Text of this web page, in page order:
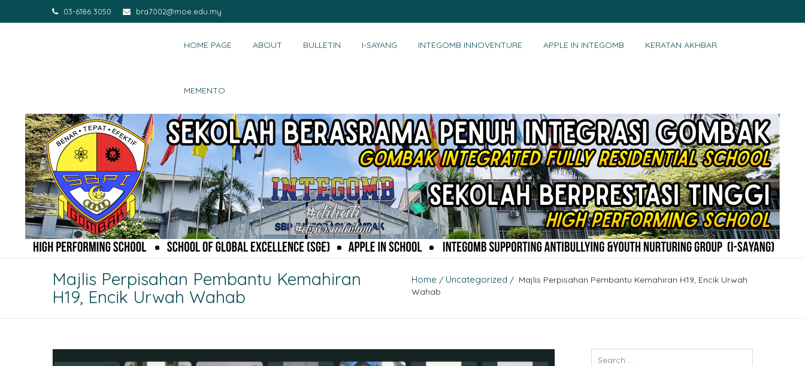
03-6186 3050 bra7002@moe.edu.my
HOME PAGE ABOUT BULLETIN I-SAYANG INTEGOMB INNOVENTURE APPLE IN INTEGOMB KERATAN AKHBAR
MEMENTO
Majlis Perpisahan Pembantu Kemahiran
H19, Encik Urwah Wahab
Home / Uncategorized / Majlis Perpisahan Pembantu Kemahiran H19, Encik Urwah
Wahab